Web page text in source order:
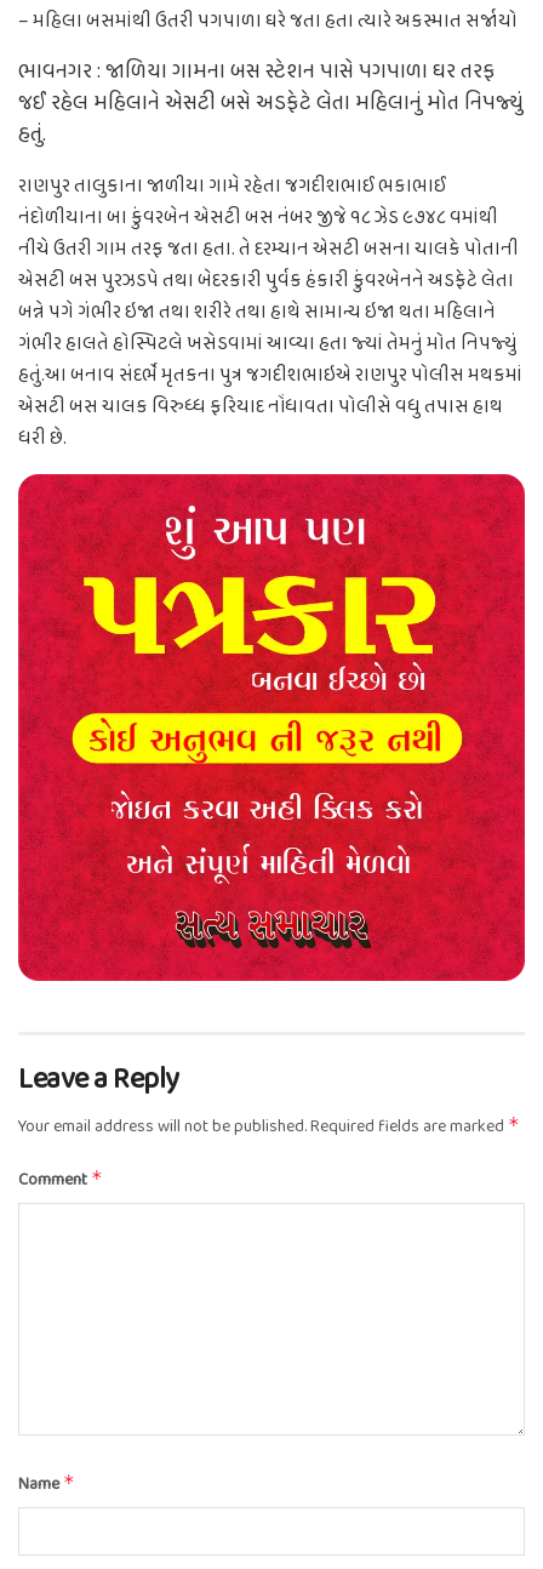
– મહિલા બસમાંથી ઉતરી પગપાળા ઘરે જતા હતા ત્યારે અકસ્માત સર્જાયો
ભાવનગર : જાળિયા ગામના બસ સ્ટેશન પાસે પગપાળા ઘર તરફ
જઈ રહેલ મહિલાને એસટી બસે અડફેટે લેતા મહિલાનું મોત નિપજ્યું
હતું.
રાણપુર તાલુકાના જાળીયા ગામે રહેતા જગદીશભાઈ ભકાભાઈ
નંદોળીયાના બા કુંવરબેન એસટી બસ નંબર જીજે ૧૮ ઝેડ ૯૭૪૮ વમાંથી
નીચે ઉતરી ગામ તરફ જતા હતા. તે દરમ્યાન એસટી બસના ચાલકે પોતાની
એસટી બસ પુરઝડપે તથા બેદરકારી પુર્વક હંકારી કુંવરબેનને અડફેટે લેતા
બન્ને પગે ગંભીર ઇજા તથા શરીરે તથા હાથે સામાન્ય ઇજા થતા મહિલાને
ગંભીર હાલતે હોસ્પિટલે ખસેડવામાં આવ્યા હતા જ્યાં તેમનું મોત નિપજ્યું
હતું.આ બનાવ સંદર્ભે મૃતકના પુત્ર જગદીશભાઇએ રાણપુર પોલીસ મથકમાં
એસટી બસ ચાલક વિરુધ્ધ ફરિયાદ નોંધાવતા પોલીસે વધુ તપાસ હાથ
ધરી છે.
Leave a Reply
Your email address will not be published.Required fields are marked *
Comment *
Name*